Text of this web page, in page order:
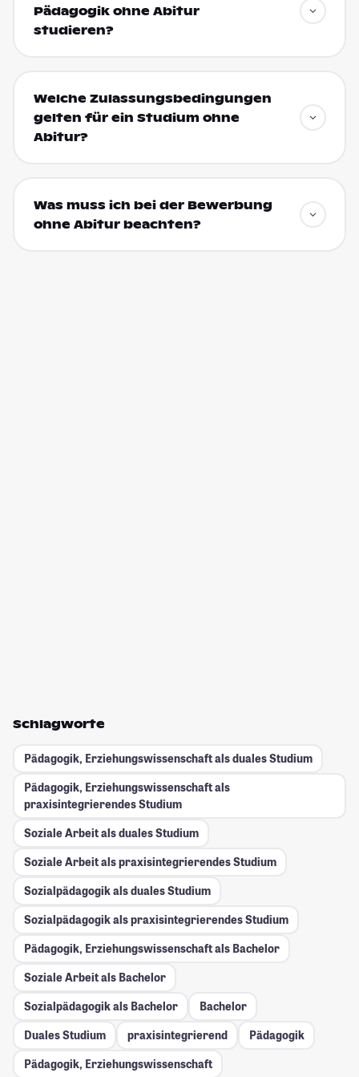
Pädagogik ohne Abitur
studieren?
Welche Zulassungsbedingungen
gelten für ein Studium ohne
Abitur?
Was muss ich bei der Bewerbung
ohne Abitur beachten?
Schlagworte
Pädagogik, Erziehungswissenschaft als duales Studium
Pädagogik, Erziehungswissenschaft als
praxisintegrierendes Studium
Soziale Arbeit als duales Studium
Soziale Arbeit als praxisintegrierendes Studium
Sozialpädagogik als duales Studium
Sozialpädagogik als praxisintegrierendes Studium
Pädagogik, Erziehungswissenschaft als Bachelor
Soziale Arbeit als Bachelor
Sozialpädagogik als Bachelor
Bachelor
Duales Studium
praxisintegrierend
Pädagogik
Pädagogik, Erziehungswissenschaft